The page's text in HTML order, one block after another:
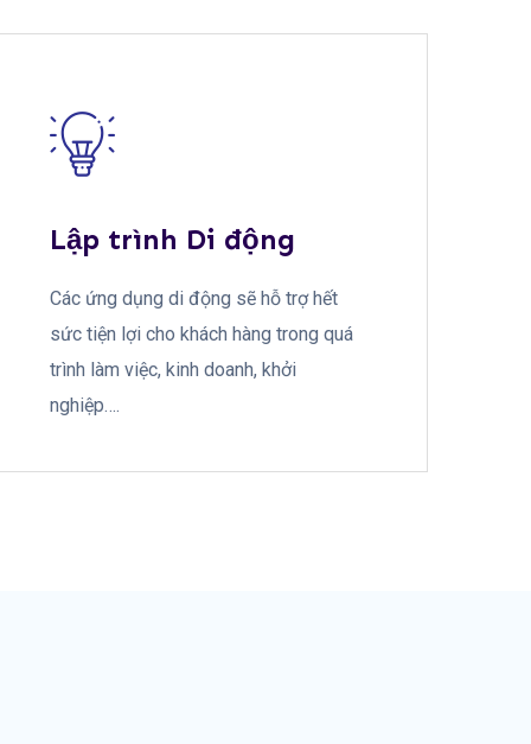
Lập trình Di động
Các ứng dụng di động sẽ hỗ trợ hết
sức tiện lợi cho khách hàng trong quá
trình làm việc, kinh doanh, khởi
nghiệp….